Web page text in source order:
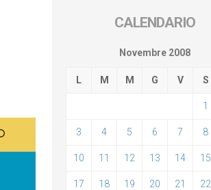
CALENDARIO
Novembre 2008
L M M G V S
1
3 4 5 6 7 8
10 11 12 13 14 15
17 18 19 20 21 22